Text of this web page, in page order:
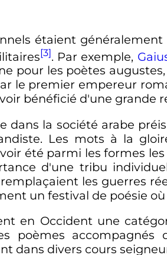
étaient
[3]. Par exemple,
pour les poètes
le premier empereur
bénéficié d'une grande
la société arabe
Les mots à la
été parmi les formes
d'une tribu
les guerres
un festival de poésie
en Occident une
poèmes
dans divers cours